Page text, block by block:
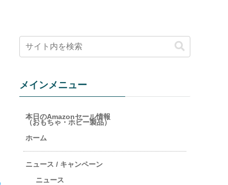
メインメニュー
本日のAmazonセール情報
（おもちゃ・ホビー製品）
ホーム
ニュース / キャンペーン
ニュース